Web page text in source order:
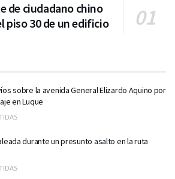
de ciudadano chino
piso 30 de un edificio
sobre la avenida General Elizardo Aquino por
en Luque
durante un presunto asalto en la ruta